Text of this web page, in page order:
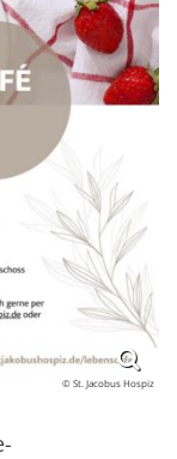
© St. Jacobus Hospiz